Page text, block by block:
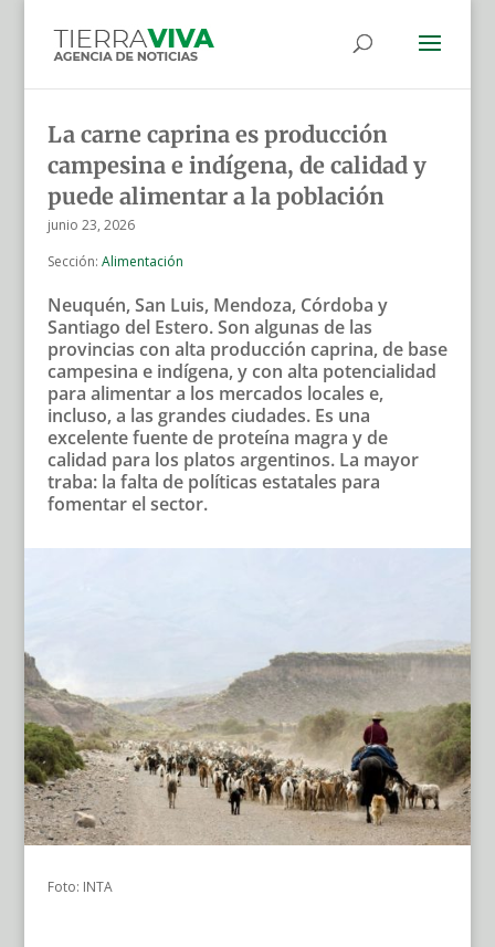
La carne caprina es producción
campesina e indígena, de calidad y
puede alimentar a la población
junio 23, 2026
Sección: Alimentación
Neuquén, San Luis, Mendoza, Córdoba y
Santiago del Estero. Son algunas de las
provincias con alta producción caprina, de base
campesina e indígena, y con alta potencialidad
para alimentar a los mercados locales e,
incluso, a las grandes ciudades. Es una
excelente fuente de proteína magra y de
calidad para los platos argentinos. La mayor
traba: la falta de políticas estatales para
fomentar el sector.
Foto: INTA